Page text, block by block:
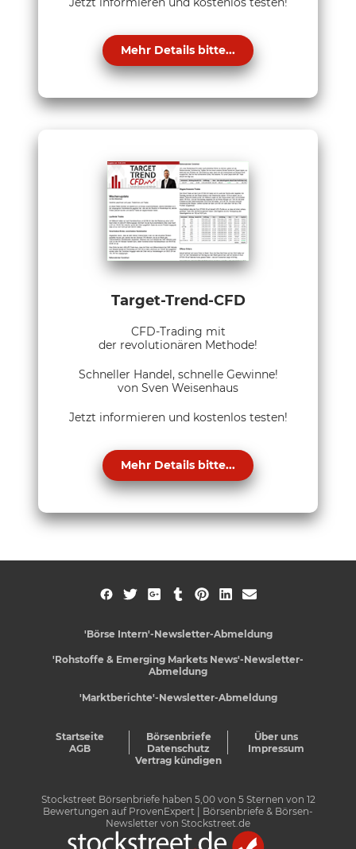
Mehr Details bitte...
Target-Trend-CFD
CFD-Trading mit
der revolutionären Methode!
Schneller Handel, schnelle Gewinne!
von Sven Weisenhaus
Jetzt informieren und kostenlos testen!
Mehr Details bitte...
'Börse Intern'-Newsletter-Abmeldung
'Rohstoffe & Emerging Markets News'-Newsletter-
Abmeldung
'Marktberichte'-Newsletter-Abmeldung
Startseite Börsenbriefe
Über uns
AGB
Datenschutz
Impressum
Vertrag kündigen
Stockstreet Börsenbriefe haben 5,00von 5Sternen von 12
Bewertungen auf ProvenExpert
| Börsenbriefe & Börsen-
Newsletter von Stockstreet.de